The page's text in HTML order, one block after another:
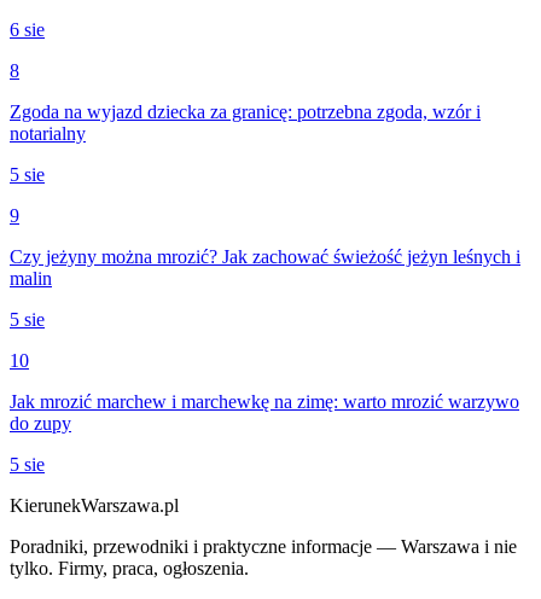
6 sie
8
Zgoda na wyjazd dziecka za granicę: potrzebna zgoda, wzór i
notarialny
5 sie
9
Czy jeżyny można mrozić? Jak zachować świeżość jeżyn leśnych i
malin
5 sie
10
Jak mrozić marchew i marchewkę na zimę: warto mrozić warzywo
do zupy
5 sie
KierunekWarszawa.pl
Poradniki, przewodniki i praktyczne informacje — Warszawa i nie
tylko. Firmy, praca, ogłoszenia.